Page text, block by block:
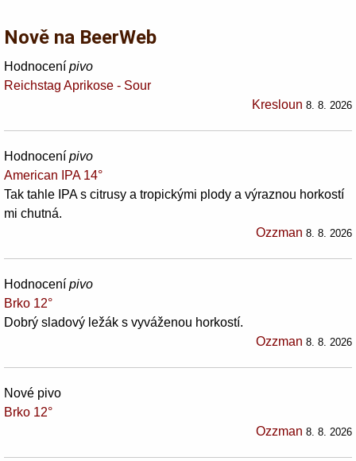
Nově na BeerWeb
Hodnocení pivo
Reichstag Aprikose - Sour
Kresloun 8. 8. 2026
Hodnocení pivo
American IPA 14°
Tak tahle IPA s citrusy a tropickými plody a výraznou horkostí
mi chutná.
Ozzman 8. 8. 2026
Hodnocení pivo
Brko 12°
Dobrý sladový ležák s vyváženou horkostí.
Ozzman 8. 8. 2026
Nové pivo
Brko 12°
Ozzman 8. 8. 2026